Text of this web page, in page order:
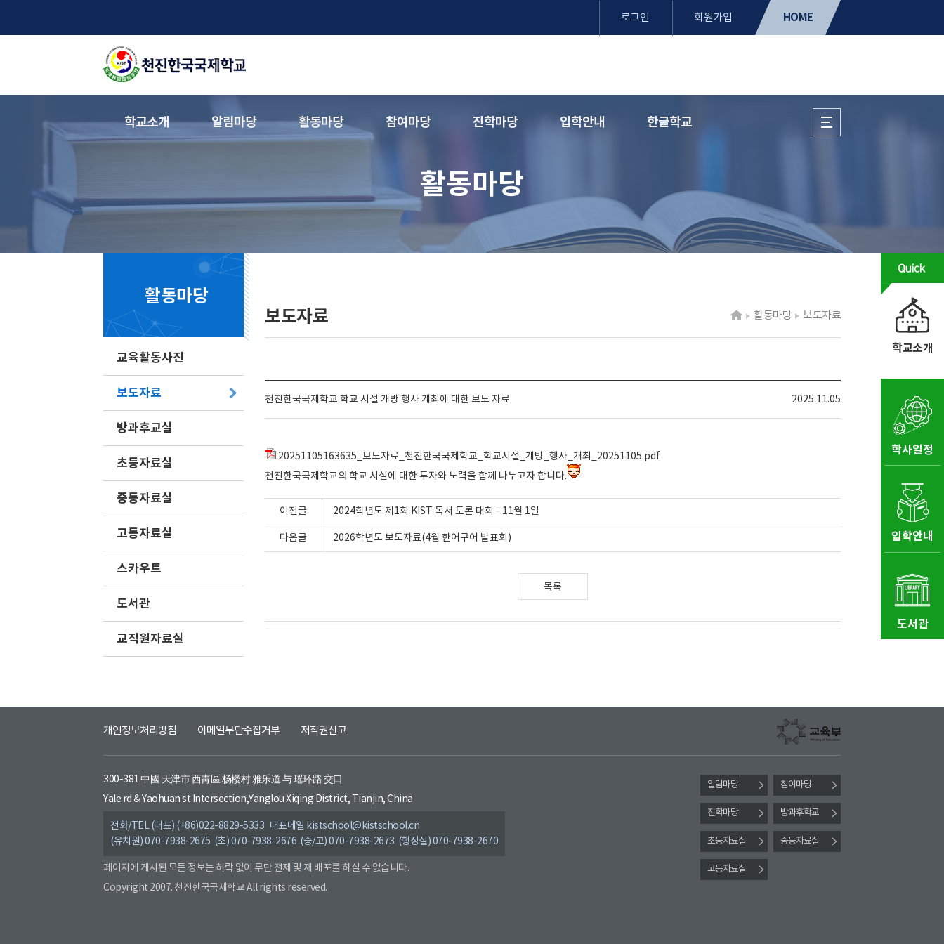
로그인 회원가입 HOME
학교소개 알림마당 활동마당 참여마당 진학마당 입학안내 한글학교
활동마당
활동마당
교육활동사진
보도자료
방과후교실
초등자료실
중등자료실
고등자료실
스카우트
도서관
교직원자료실
보도자료 활동마당 보도자료
천진한국국제학교 학교 시설 개방 행사 개최에 대한 보도 자료 2025.11.05
20251105163635_보도자료_천진한국국제학교_학교시설_개방_행사_개최_20251105.pdf
천진한국국제학교의 학교 시설에 대한 투자와 노력을 함께 나누고자 합니다.
이전글 2024학년도 제1회 KIST 독서 토론 대회 - 11월 1일
다음글 2026학년도 보도자료(4월 한어구어 발표회)
목록
학교소개
학사일정
입학안내
도서관
개인정보처리방침 이메일무단수집거부 저작권신고
300-381 中國 天津市 西靑區 杨楼村 雅乐道 与 瑶环路 交口
Yale rd & Yaohuan st Intersection,Yanglou Xiqing District, Tianjin, China
전화/TEL (대표) (+86)022-8829-5333 대표메일 kistschool@kistschool.cn
(유치원) 070-7938-2675 (초) 070-7938-2676 (중/고) 070-7938-2673 (행정실) 070-7938-2670
페이지에 게시된 모든 정보는 허락 없이 무단 전제 및 재 배포를 하실 수 없습니다.
Copyright 2007. 천진한국국제학교 All rights reserved.
알림마당 참여마당
진학마당 방과후학교
초등자료실 중등자료실
고등자료실